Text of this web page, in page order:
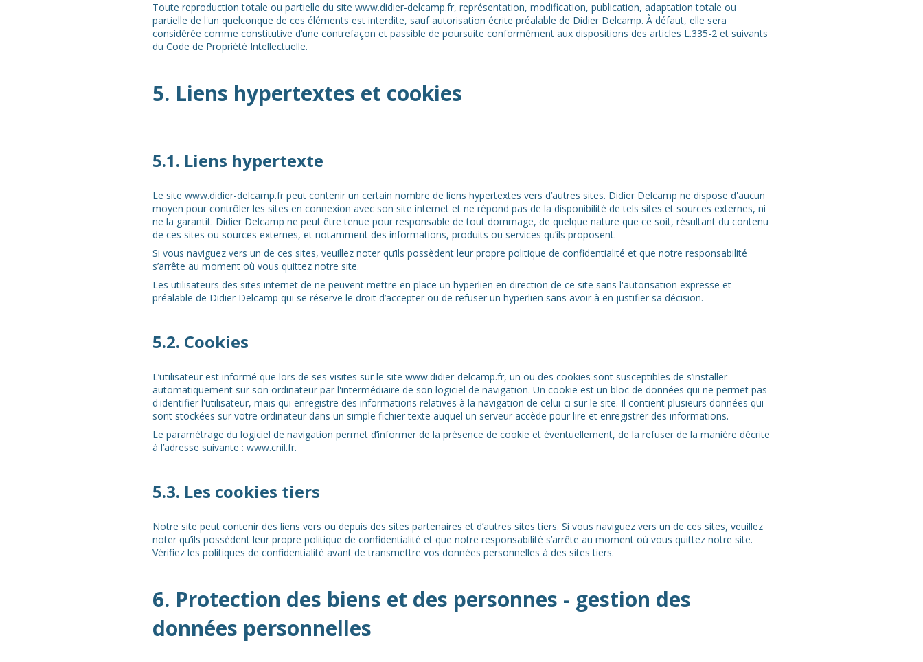
Toute reproduction totale ou partielle du site www.didier-delcamp.fr, représentation, modification, publication, adaptation totale ou
partielle de l'un quelconque de ces éléments est interdite, sauf autorisation écrite préalable de Didier Delcamp. À défaut, elle sera
considérée comme constitutive d’une contrefaçon et passible de poursuite conformément aux dispositions des articles L.335-2 et suivants
du Code de Propriété Intellectuelle.
5. Liens hypertextes et cookies
5.1. Liens hypertexte
Le site www.didier-delcamp.fr peut contenir un certain nombre de liens hypertextes vers d’autres sites. Didier Delcamp ne dispose d'aucun
moyen pour contrôler les sites en connexion avec son site internet et ne répond pas de la disponibilité de tels sites et sources externes, ni
ne la garantit. Didier Delcamp ne peut être tenue pour responsable de tout dommage, de quelque nature que ce soit, résultant du contenu
de ces sites ou sources externes, et notamment des informations, produits ou services qu’ils proposent.
Si vous naviguez vers un de ces sites, veuillez noter qu’ils possèdent leur propre politique de confidentialité et que notre responsabilité
s’arrête au moment où vous quittez notre site.
Les utilisateurs des sites internet de ne peuvent mettre en place un hyperlien en direction de ce site sans l'autorisation expresse et
préalable de Didier Delcamp qui se réserve le droit d’accepter ou de refuser un hyperlien sans avoir à en justifier sa décision.
5.2. Cookies
L’utilisateur est informé que lors de ses visites sur le site www.didier-delcamp.fr, un ou des cookies sont susceptibles de s’installer
automatiquement sur son ordinateur par l'intermédiaire de son logiciel de navigation. Un cookie est un bloc de données qui ne permet pas
d'identifier l'utilisateur, mais qui enregistre des informations relatives à la navigation de celui-ci sur le site. Il contient plusieurs données qui
sont stockées sur votre ordinateur dans un simple fichier texte auquel un serveur accède pour lire et enregistrer des informations.
Le paramétrage du logiciel de navigation permet d’informer de la présence de cookie et éventuellement, de la refuser de la manière décrite
à l’adresse suivante : www.cnil.fr.
5.3. Les cookies tiers
Notre site peut contenir des liens vers ou depuis des sites partenaires et d’autres sites tiers. Si vous naviguez vers un de ces sites, veuillez
noter qu’ils possèdent leur propre politique de confidentialité et que notre responsabilité s’arrête au moment où vous quittez notre site.
Vérifiez les politiques de confidentialité avant de transmettre vos données personnelles à des sites tiers.
6. Protection des biens et des personnes - gestion des
données personnelles